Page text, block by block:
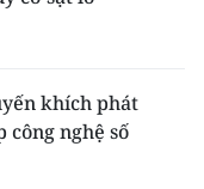
khích phát
công nghệ số